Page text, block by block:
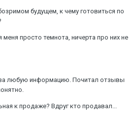
будущем, к чему готовиться по
просто темнота, ничерта про них не
за любую информацию. Почитал отзывы
к продаже? Вдруг кто продавал...